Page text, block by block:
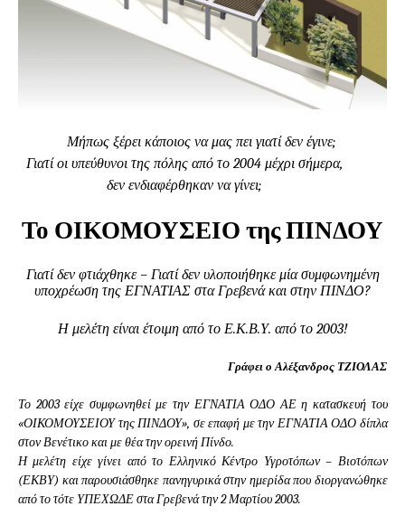
Μήπως ξέρει κάποιος να μας πει γιατί δεν έγινε;
Γιατί οι υπεύθυνοι της πόλης από το 2004 μέχρι σήμερα,
δεν ενδιαφέρθηκαν να γίνει;
Το ΟΙΚΟΜΟΥΣΕΙΟ της ΠΙΝΔΟΥ
Γιατί δεν φτιάχθηκε – Γιατί δεν υλοποιήθηκε μία συμφωνημένη
υποχρέωση της ΕΓΝΑΤΙΑΣ στα Γρεβενά και στην ΠΙΝΔΟ?
Η μελέτη είναι έτοιμη από το Ε.Κ.Β.Υ. από το 2003!
Γράφει ο Αλέξανδρος ΤΖΙΟΛΑΣ
Το 2003 είχε συμφωνηθεί με την ΕΓΝΑΤΙΑ ΟΔΟ ΑΕ η κατασκευή του
«ΟΙΚΟΜΟΥΣΕΙΟΥ της ΠΙΝΔΟΥ», σε επαφή με την ΕΓΝΑΤΙΑ ΟΔΟ δίπλα
στον Βενέτικο και με θέα την ορεινή Πίνδο.
Η μελέτη είχε γίνει από το Ελληνικό Κέντρο Υγροτόπων – Βιοτόπων
(ΕΚΒΥ) και παρουσιάσθηκε πανηγυρικά στην ημερίδα που διοργανώθηκε
από το τότε ΥΠΕΧΩΔΕ στα Γρεβενά την 2 Μαρτίου 2003.